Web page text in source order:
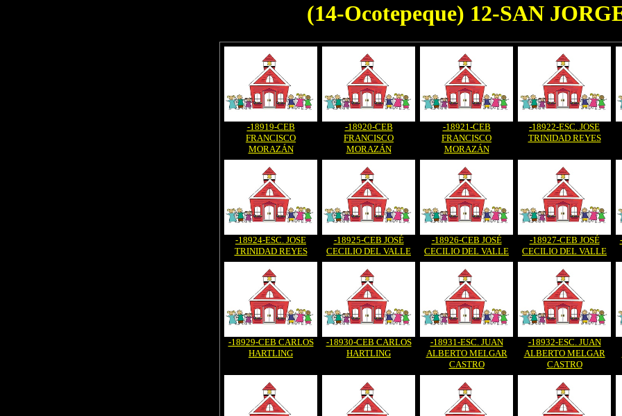
(14-Ocotepeque) 12-SAN
-18919-CEB
FRANCISCO
MORAZÁN
-18920-CEB
FRANCISCO
MORAZÁN
-18921-CEB
FRANCISCO
MORAZÁN
-18922-ESC. JOSE
TRINIDAD REYES
-18924-ESC. JOSE
TRINIDAD REYES
-18925-CEB JOSÉ
CECILIO DEL VALLE
-18926-CEB JOSÉ
CECILIO DEL VALLE
-18927-CEB JOSÉ
CECILIO DEL VALLE
-18929-CEB CARLOS
HARTLING
-18930-CEB CARLOS
HARTLING
-18931-ESC. JUAN
ALBERTO MELGAR
CASTRO
-18932-ESC. JUAN
ALBERTO MELGAR
CASTRO